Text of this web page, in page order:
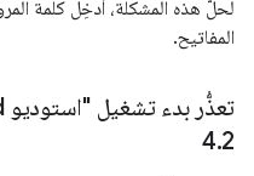
لحلّ هذه المشكلة، أدخِل كلمة
المفاتيح.
4.2